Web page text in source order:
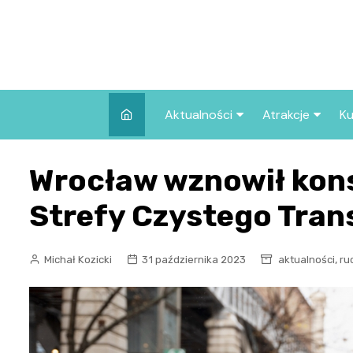
Aktualności
Wszystkie wpisy
Atrakcje
we Wrocławiu
Co warto
Wrocławiu?
Wrocław wznowił
Strefy Czystego
Michał Kozicki 31 października 2023 aktualności,